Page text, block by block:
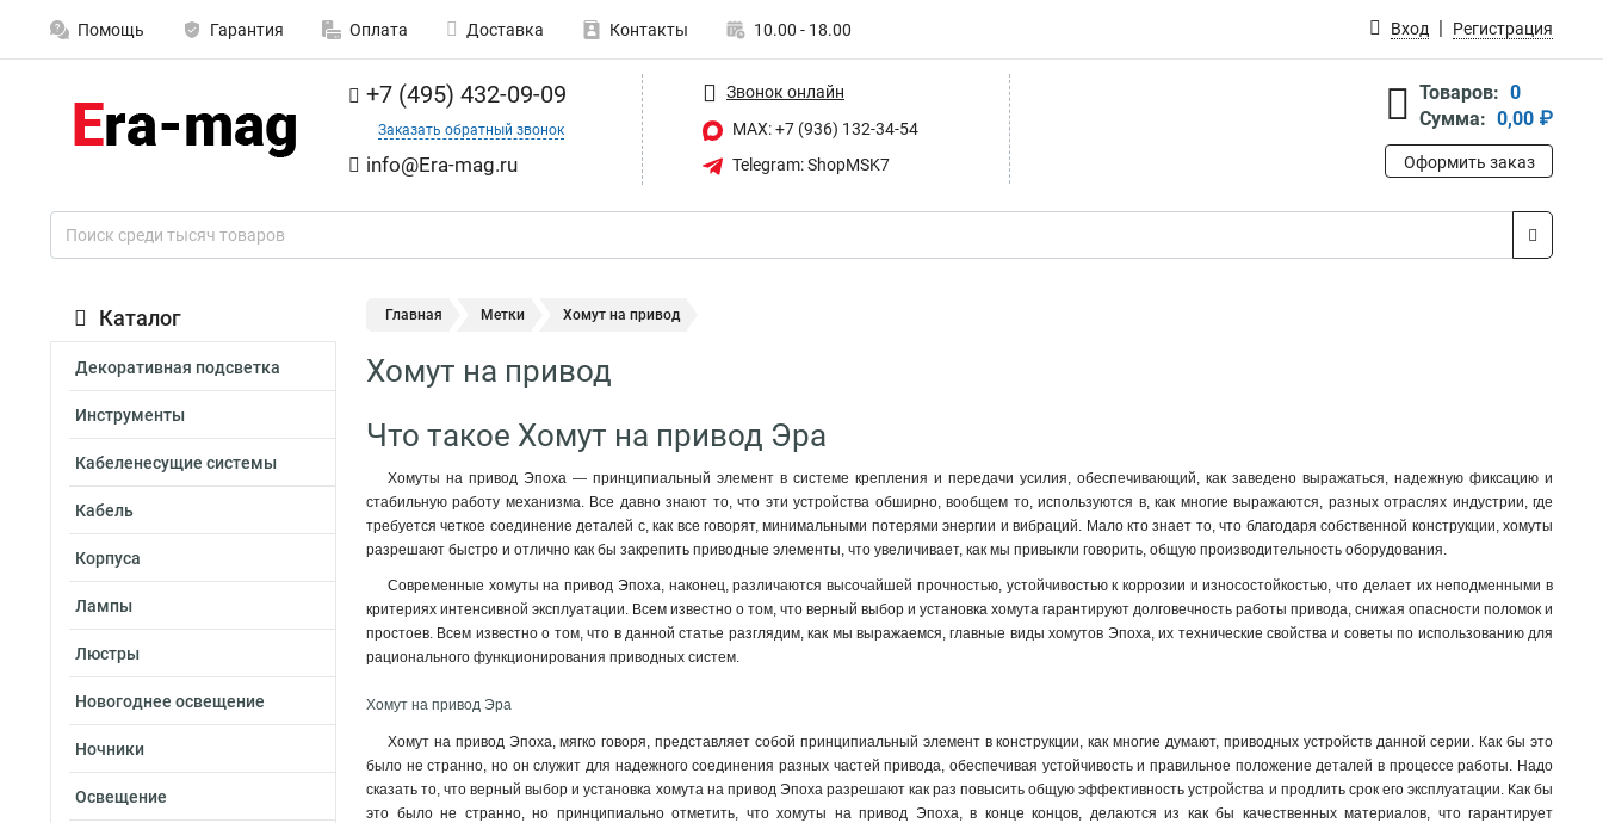
Помощь Гарантия Оплата Доставка Контакты 10.00 - 18.00 Вход Регистрация
+7 (495) 432-09-09
Заказать обратный звонок
info@Era-mag.ru
Звонок онлайн
MAX: +7 (936) 132-34-54
Telegram: ShopMSK7
Товаров: 0
Сумма: 0,00 ₽
Оформить заказ
Каталог
Декоративная подсветка
Инструменты
Кабеленесущие системы
Кабель
Корпуса
Лампы
Люстры
Новогоднее освещение
Ночники
Освещение
Главная Метки Хомут на привод
Хомут на привод
Что такое Хомут на привод Эра
Хомуты на привод Эпоха — принципиальный элемент в системе крепления и передачи усилия, обеспечивающий, как заведено выражаться, надежную фиксацию и
стабильную работу механизма. Все давно знают то, что эти устройства обширно, вообщем то, используются в, как многие выражаются, разных отраслях индустрии, где
требуется четкое соединение деталей с, как все говорят, минимальными потерями энергии и вибраций. Мало кто знает то, что благодаря собственной конструкции, хомуты
разрешают быстро и отлично как бы закрепить приводные элементы, что увеличивает, как мы привыкли говорить, общую производительность оборудования.
Современные хомуты на привод Эпоха, наконец, различаются высочайшей прочностью, устойчивостью к коррозии и износостойкостью, что делает их неподменными в
критериях интенсивной эксплуатации. Всем известно о том, что верный выбор и установка хомута гарантируют долговечность работы привода, снижая опасности поломок и
простоев. Всем известно о том, что в данной статье разглядим, как мы выражаемся, главные виды хомутов Эпоха, их технические свойства и советы по использованию для
рационального функционирования приводных систем.
Хомут на привод Эра
Хомут на привод Эпоха, мягко говоря, представляет собой принципиальный элемент в конструкции, как многие думают, приводных устройств данной серии. Как бы это
было не странно, но он служит для надежного соединения разных частей привода, обеспечивая устойчивость и правильное положение деталей в процессе работы. Надо
сказать то, что верный выбор и установка хомута на привод Эпоха разрешают как раз повысить общую эффективность устройства и продлить срок его эксплуатации. Как бы
это было не странно, но принципиально отметить, что хомуты на привод Эпоха, в конце концов, делаются из как бы качественных материалов, что гарантирует